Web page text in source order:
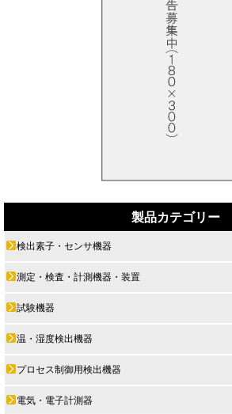
製品カテゴリー
検出素子・センサ機器
測定・検査・計測機器・装置
試験機器
温・湿度検出機器
プロセス制御用検出機器
電気・電子計測器